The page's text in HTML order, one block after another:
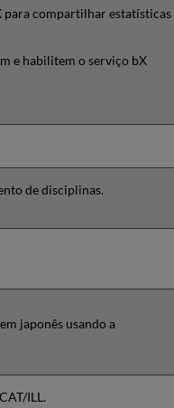
para compartilhar estatísticas
e habilitem o serviço bX
de disciplinas.
japonês usando a
ILL.